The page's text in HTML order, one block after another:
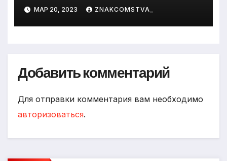
МАР 20, 2023 ZNAKCOMSTVA_
Добавить комментарий
Для отправки комментария вам необходимо
авторизоваться.